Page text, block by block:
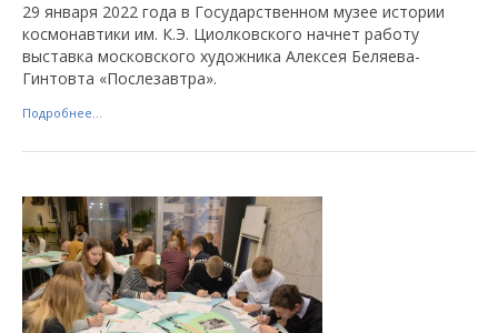
29 января 2022 года в Государственном музее истории
космонавтики им. К.Э. Циолковского начнет работу
выставка московского художника Алексея Беляева-
Гинтовта «Послезавтра».
Подробнее...